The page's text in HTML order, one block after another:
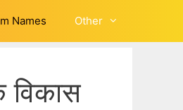
Names Other
विकास